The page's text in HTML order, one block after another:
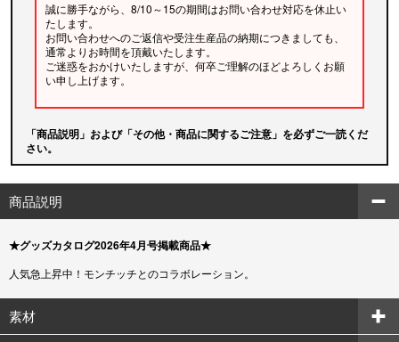
誠に勝手ながら、8/10～15の期間はお問い合わせ対応を休止い
たします。
お問い合わせへのご返信や受注生産品の納期につきましても、
通常よりお時間を頂戴いたします。
ご迷惑をおかけいたしますが、何卒ご理解のほどよろしくお願
い申し上げます。
「商品説明」および「その他・商品に関するご注意」を必ずご一読くだ
さい。
商品説明
★グッズカタログ2026年4月号掲載商品★
人気急上昇中！モンチッチとのコラボレーション。
素材